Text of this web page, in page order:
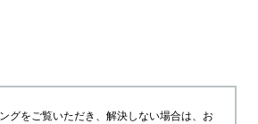
グをご覧いただき、解決しない場合は、お